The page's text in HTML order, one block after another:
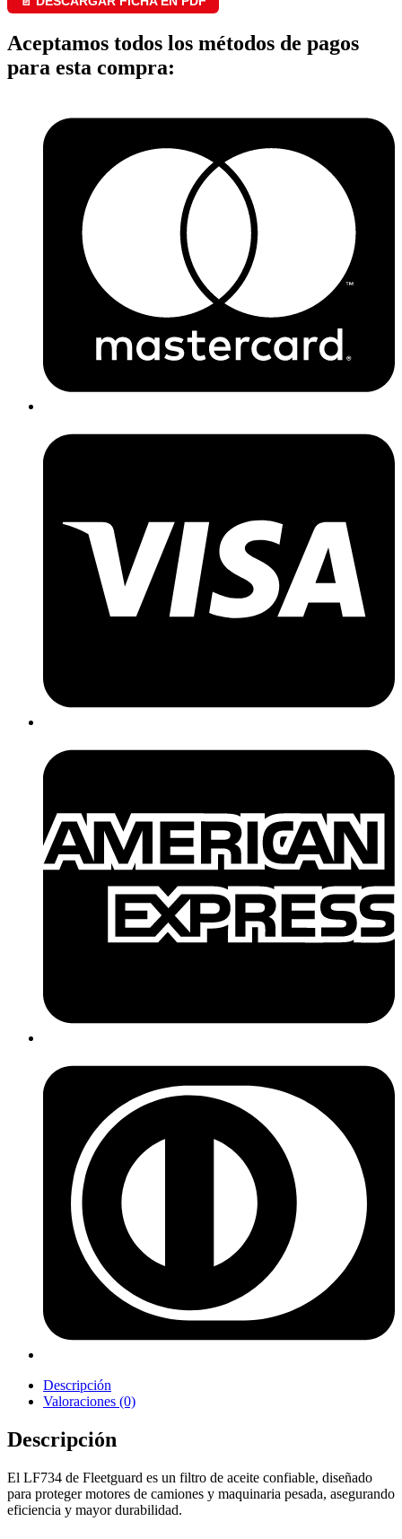
Aceptamos todos los métodos de pagos
para esta compra:
Descripción
Valoraciones (0)
Descripción
El LF734 de Fleetguard es un filtro de aceite confiable, diseñado
para proteger motores de camiones y maquinaria pesada, asegurando
eficiencia y mayor durabilidad.